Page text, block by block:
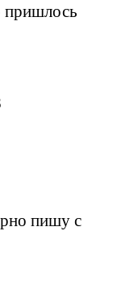
пришлось
пишу с